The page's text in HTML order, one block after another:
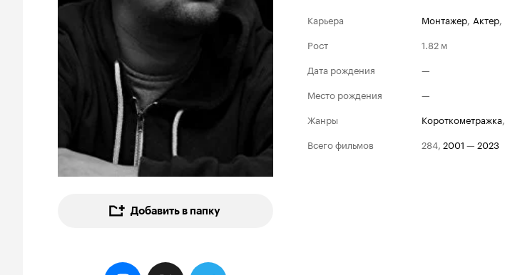
Добавить в папку
Карьера Монтажер, Актер,
Рост
1.82 м
Дата рождения
—
Место рождения
—
Жанры
короткометражка,
Всего фильмов
284, 2001 — 2023